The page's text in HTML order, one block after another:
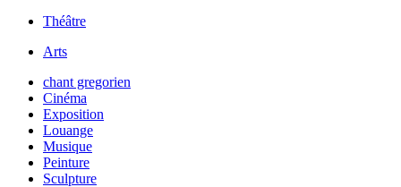
Théâtre
Arts
chant gregorien
Cinéma
Exposition
Louange
Musique
Peinture
Sculpture